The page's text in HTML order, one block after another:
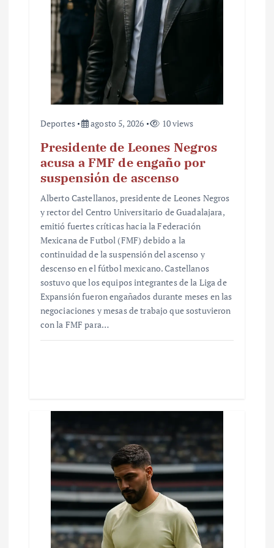
Deportes agosto 5, 2026 10 views
Presidente de Leones Negros
acusa a FMF de engaño por
suspensión de ascenso
Alberto Castellanos, presidente de Leones Negros
y rector del Centro Universitario de Guadalajara,
emitió fuertes críticas hacia la Federación
Mexicana de Futbol (FMF) debido a la
continuidad de la suspensión del ascenso y
descenso en el fútbol mexicano. Castellanos
sostuvo que los equipos integrantes de la Liga de
Expansión fueron engañados durante meses en las
negociaciones y mesas de trabajo que sostuvieron
con la FMF para…